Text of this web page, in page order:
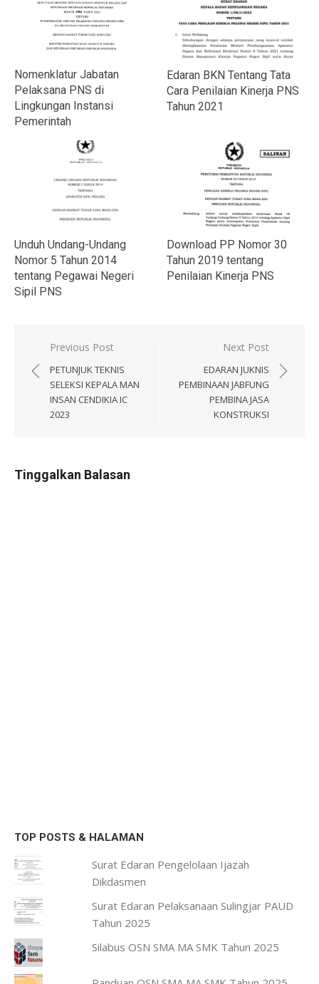
Nomenklatur Jabatan
Pelaksana PNS di
Lingkungan Instansi
Pemerintah
Edaran BKN Tentang Tata
Cara Penilaian Kinerja PNS
Tahun 2021
Unduh Undang-Undang
Nomor 5 Tahun 2014
tentang Pegawai Negeri
Sipil PNS
Download PP Nomor 30
Tahun 2019 tentang
Penilaian Kinerja PNS
Navigasi
pos
Previous Post
PETUNJUK TEKNIS
SELEKSI KEPALA MAN
INSAN CENDIKIA IC
2023
Next Post
EDARAN JUKNIS
PEMBINAAN JABFUNG
PEMBINA JASA
KONSTRUKSI
Tinggalkan Balasan
TOP POSTS & HALAMAN
Surat Edaran Pengelolaan Ijazah
Dikdasmen
Surat Edaran Pelaksanaan Sulingjar PAUD
Tahun 2025
Silabus OSN SMA MA SMK Tahun 2025